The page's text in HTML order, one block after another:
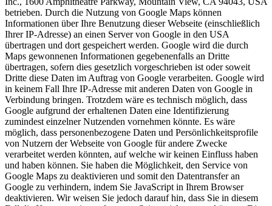
betrieben. Durch die Nutzung von Google Maps können
Informationen über Ihre Benutzung dieser Webseite (einschließlich
Ihrer IP-Adresse) an einen Server von Google in den USA
übertragen und dort gespeichert werden. Google wird die durch
Maps gewonnenen Informationen gegebenenfalls an Dritte
übertragen, sofern dies gesetzlich vorgeschrieben ist oder soweit
Dritte diese Daten im Auftrag von Google verarbeiten. Google wird
in keinem Fall Ihre IP-Adresse mit anderen Daten von Google in
Verbindung bringen. Trotzdem wäre es technisch möglich, dass
Google aufgrund der erhaltenen Daten eine Identifizierung
zumindest einzelner Nutzenden vornehmen könnte. Es wäre
möglich, dass personenbezogene Daten und Persönlichkeitsprofile
von Nutzern der Webseite von Google für andere Zwecke
verarbeitet werden könnten, auf welche wir keinen Einfluss haben
und haben können. Sie haben die Möglichkeit, den Service von
Google Maps zu deaktivieren und somit den Datentransfer an
Google zu verhindern, indem Sie JavaScript in Ihrem Browser
deaktivieren. Wir weisen Sie jedoch darauf hin, dass Sie in diesem